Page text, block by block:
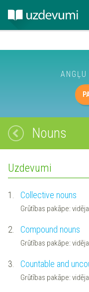
Nouns
Uzdevumi
1. Collective nouns
Grūtības pakāpe: vidēja
2. Compound nouns
Grūtības pakāpe: vidēja
3. Countable and
Grūtības pakāpe: vidēja